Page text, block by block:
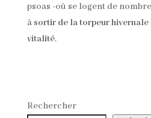
psoas -où se logent de
à sortir de la torpeur
vitalité.
Rechercher